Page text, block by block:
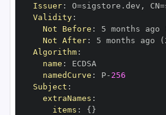
Issuer: O=sigstore.dev ,
Validity:
Not Before : 5 months ago
Not After: 5 months ago
Algorithm:
name :
namedCurve : P- 256
Subject :
extraNames :
items : { }